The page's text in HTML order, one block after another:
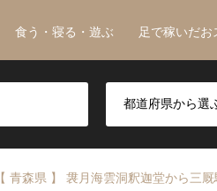
食う・寝る・遊ぶ 足で稼いだお
【 青森県 】 袰月海雲洞釈迦堂から三